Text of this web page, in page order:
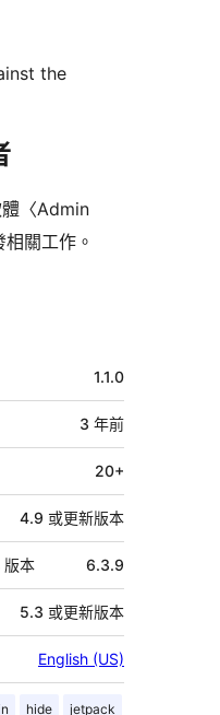
the
〈Admin
關工作。
1.1.0
3 年前
20+
4.9 或更新版本
版本 6.3.9
5.3 或更新版本
English (US)
hide jetpack